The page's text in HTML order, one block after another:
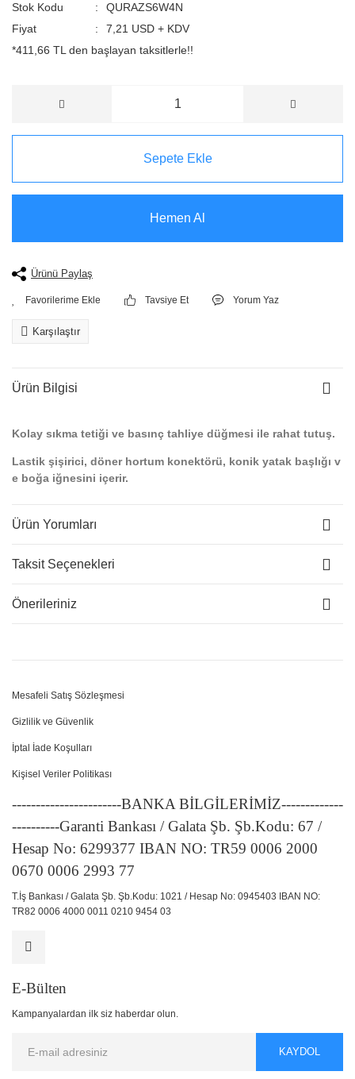
Stok Kodu
QURAZS6W4N
Fiyat
7,21 USD + KDV
*411,66 TL den başlayan taksitlerle!!
Sepete Ekle
Hemen Al
Ürünü Paylaş
Tavsiye Et Yorum Yaz
Karşılaştır
Ürün Bilgisi
Kolay sıkma tetiği ve basınç tahliye düğmesi ile rahat tutuş.
Lastik şişirici, döner hortum konektörü, konik yatak başlığı v
e boğa iğnesini içerir.
Ürün Yorumları
Taksit Seçenekleri
Önerileriniz
Mesafeli Satış Sözleşmesi
Gizlilik ve Güvenlik
İptal İade Koşulları
Kişisel Veriler Politikası
-----------------------BANKA BİLGİLERİMİZ-------------
----------Garanti Bankası / Galata Şb. Şb.Kodu: 67 /
Hesap No: 6299377 IBAN NO: TR59 0006 2000
0670 0006 2993 77
T.İş Bankası / Galata Şb. Şb.Kodu: 1021 / Hesap No: 0945403 IBAN NO:
TR82 0006 4000 0011 0210 9454 03
E-Bülten
Kampanyalardan ilk siz haberdar olun.
KAYDOL